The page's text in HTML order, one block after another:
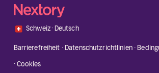
🇨🇭 Schweiz·Deutsch
Barrierefreiheit ·Datenschutzrichtlinien·
·Cookies